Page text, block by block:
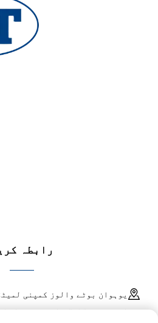
رابطہ
یوہوان بوٹے والوز کمپنی
اسٹیٹ، چنگانگ ٹاؤن، یوہوان